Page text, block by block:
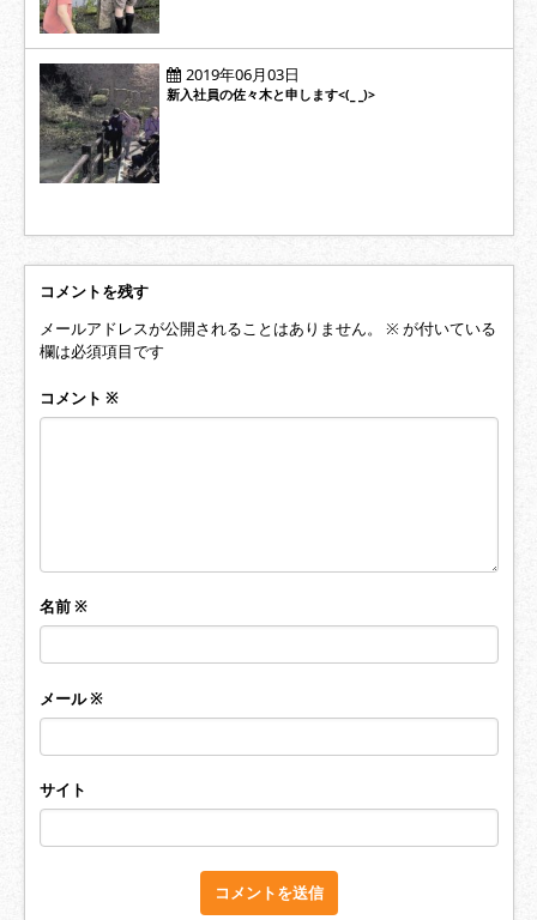
2019年06月03日
新入社員の佐々木と申します<(_ _)>
コメントを残す
メールアドレスが公開されることはありません。
※が付いている
欄は必須項目です
コメント ※
名前※
メール※
サイト